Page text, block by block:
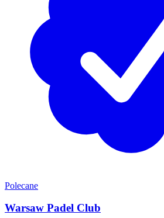
Polecane
Warsaw Padel Club